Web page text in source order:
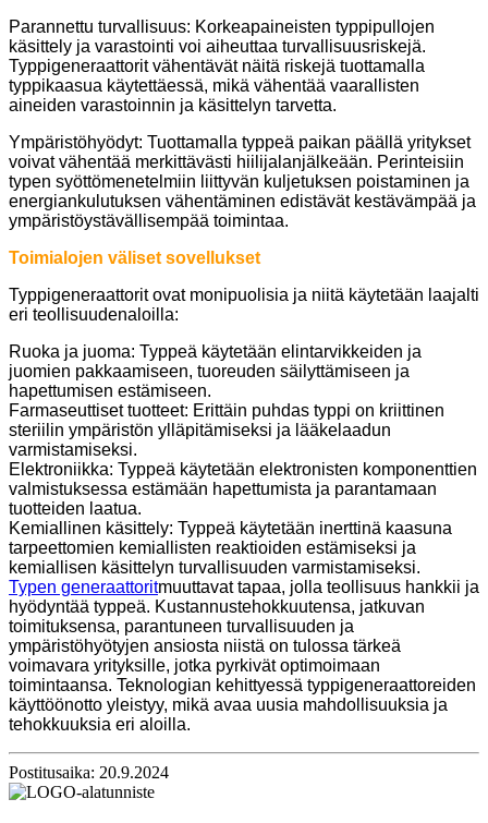
Parannettu turvallisuus: Korkeapaineisten typpipullojen
käsittely ja varastointi voi aiheuttaa turvallisuusriskejä.
Typpigeneraattorit vähentävät näitä riskejä tuottamalla
typpikaasua käytettäessä, mikä vähentää vaarallisten
aineiden varastoinnin ja käsittelyn tarvetta.
Ympäristöhyödyt: Tuottamalla typpeä paikan päällä yritykset
voivat vähentää merkittävästi hiilijalanjälkeään. Perinteisiin
typen syöttömenetelmiin liittyvän kuljetuksen poistaminen ja
energiankulutuksen vähentäminen edistävät kestävämpää ja
ympäristöystävällisempää toimintaa.
Toimialojen väliset sovellukset
Typpigeneraattorit ovat monipuolisia ja niitä käytetään laajalti
eri teollisuudenaloilla:
Ruoka ja juoma: Typpeä käytetään elintarvikkeiden ja
juomien pakkaamiseen, tuoreuden säilyttämiseen ja
hapettumisen estämiseen.
Farmaseuttiset tuotteet: Erittäin puhdas typpi on kriittinen
steriilin ympäristön ylläpitämiseksi ja lääkelaadun
varmistamiseksi.
Elektroniikka: Typpeä käytetään elektronisten komponenttien
valmistuksessa estämään hapettumista ja parantamaan
tuotteiden laatua.
Kemiallinen käsittely: Typpeä käytetään inerttinä kaasuna
tarpeettomien kemiallisten reaktioiden estämiseksi ja
kemiallisen käsittelyn turvallisuuden varmistamiseksi.
Typen generaattoritmuuttavat tapaa, jolla teollisuus hankkii ja
hyödyntää typpeä. Kustannustehokkuutensa, jatkuvan
toimituksensa, parantuneen turvallisuuden ja
ympäristöhyötyjen ansiosta niistä on tulossa tärkeä
voimavara yrityksille, jotka pyrkivät optimoimaan
toimintaansa. Teknologian kehittyessä typpigeneraattoreiden
käyttöönotto yleistyy, mikä avaa uusia mahdollisuuksia ja
tehokkuuksia eri aloilla.
Postitusaika: 20.9.2024